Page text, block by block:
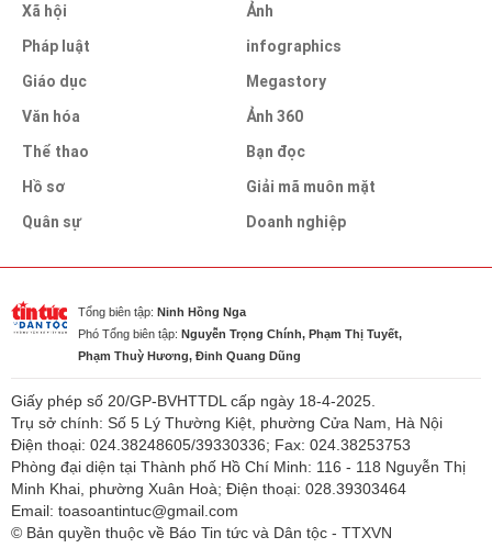
Xã hội
Pháp luật
Giáo dục
Văn hóa
Thể thao
Hồ sơ
Quân sự
Ảnh
infographics
Megastory
Ảnh 360
Bạn đọc
Giải mã muôn mặt
Doanh nghiệp
Tổng biên tập: Ninh Hồng Nga
Phó Tổng biên tập: Nguyễn Trọng Chính, Phạm Thị Tuyết,
Phạm Thuỳ Hương, Đinh Quang Dũng
Giấy phép số 20/GP-BVHTTDL cấp ngày 18-4-2025.
Trụ sở chính: Số 5 Lý Thường Kiệt, phường Cửa Nam, Hà Nội
Điện thoại: 024.38248605/39330336; Fax: 024.38253753
Phòng đại diện tại Thành phố Hồ Chí Minh: 116 - 118 Nguyễn Thị
Minh Khai, phường Xuân Hoà; Điện thoại: 028.39303464
Email: toasoantintuc@gmail.com
© Bản quyền thuộc về Báo Tin tức và Dân tộc - TTXVN